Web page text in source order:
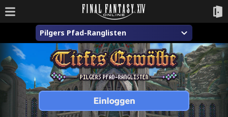
Pilgers Pfad-Ranglisten